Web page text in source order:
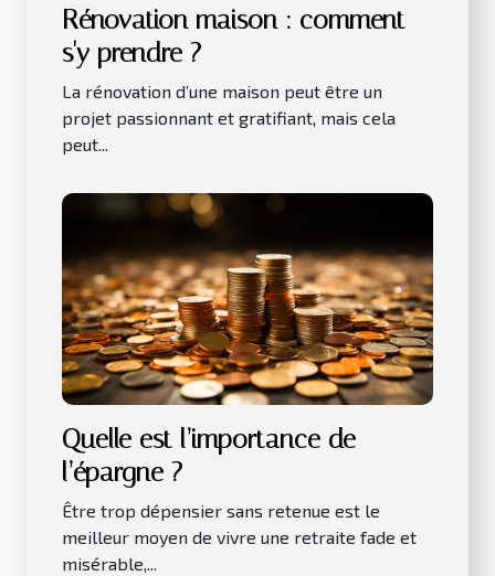
Rénovation maison : comment
s'y prendre ?
La rénovation d’une maison peut être un
projet passionnant et gratifiant, mais cela
peut...
Quelle est l’importance de
l’épargne ?
Être trop dépensier sans retenue est le
meilleur moyen de vivre une retraite fade et
misérable,...